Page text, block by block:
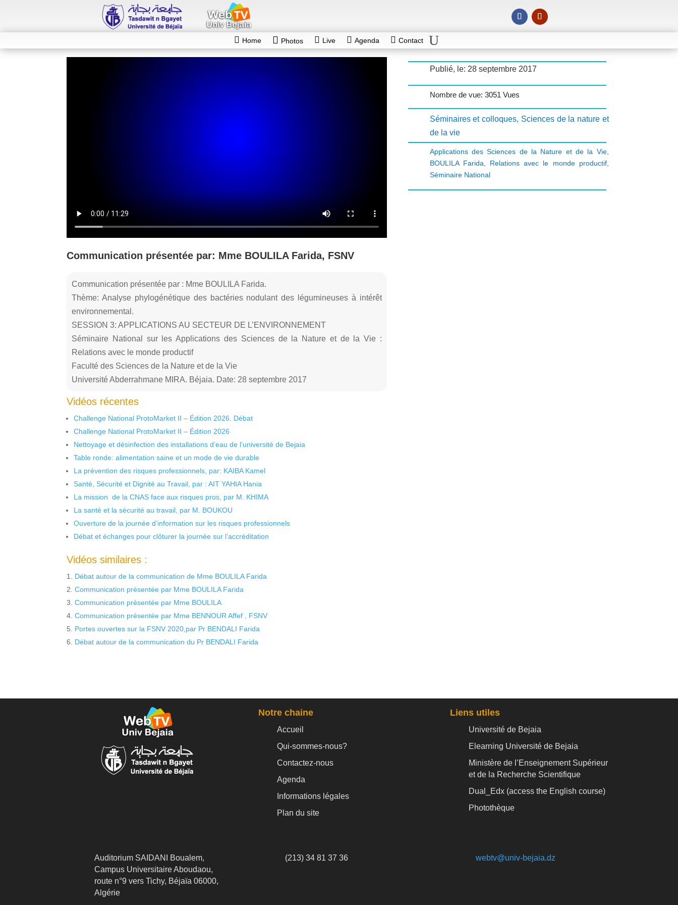
Home Photos Live Agenda Contact
Communication présentée par: Mme BOULILA Farida, FSNV
Communication présentée par : Mme BOULILA Farida.
Thème: Analyse phylogénétique des bactéries nodulant des légumineuses à intérêt
environnemental.
SESSION 3: APPLICATIONS AU SECTEUR DE L’ENVIRONNEMENT
Séminaire National sur les Applications des Sciences de la Nature et de la Vie :
Relations avec le monde productif
Faculté des Sciences de la Nature et de la Vie
Université Abderrahmane MIRA. Béjaia. Date: 28 septembre 2017
Vidéos récentes
Challenge National ProtoMarket II – Édition 2026. Débat
Challenge National ProtoMarket II – Édition 2026
Nettoyage et désinfection des installations d’eau de l’université de Bejaia
Table ronde: alimentation saine et un mode de vie durable
La prévention des risques professionnels, par: KAIBA Kamel
Santé, Sécurité et Dignité au Travail, par : AIT YAHIA Hania
La mission de la CNAS face aux risques pros, par M. KHIMA
La santé et la sécurité au travail, par M. BOUKOU
Ouverture de la journée d’information sur les risques professionnels
Débat et échanges pour clôturer la journée sur l’accréditation
Vidéos similaires :
Débat autour de la communication de Mme BOULILA Farida
Communication présentée par Mme BOULILA Farida
Communication présentée par Mme BOULILA
Communication présentée par Mme BENNOUR Affef , FSNV
Portes ouvertes sur la FSNV 2020,par Pr BENDALI Farida
Débat autour de la communication du Pr BENDALI Farida
Publié, le: 28 septembre 2017
Nombre de vue: 3051 Vues
Séminaires et colloques, Sciences de la nature et
de la vie
Applications des Sciences de la Nature et de la Vie,
BOULILA Farida, Relations avec le monde productif,
Séminaire National
Notre chaine
Accueil
Qui-sommes-nous?
Contactez-nous
Agenda
Informations légales
Plan du site
Liens utiles
Université de Bejaia
Elearning Université de Bejaia
Ministère de l’Enseignement Supérieur
et de la Recherche Scientifique
Dual_Edx (access the English course)
Photothèque
Auditorium SAIDANI Boualem,
Campus Universitaire Aboudaou,
route n°9 vers Tichy, Béjaïa 06000,
Algérie
(213) 34 81 37 36 webtv@univ-bejaia.dz